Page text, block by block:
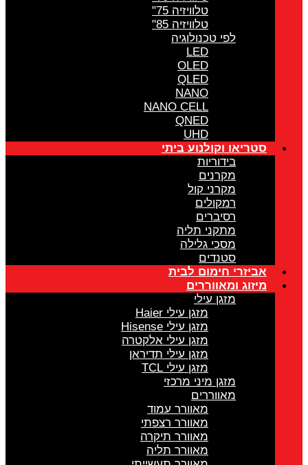
לפי טכנולוגיה
NANO CELL
סטריאו וקולנוע ביתי
מקרני קול
מתקני תליה
מסכי גלילה
אביזרי חימום לבית
מיזוג ומאווררים
מזגן עילי Haier
מזגן עילי Hisense
מזגן עילי אלקטרה
מזגן עילי תדיראן
מזגן עילי TCL
מזגן מיני מרכזי
מאווררים
מאוורר עמוד
מאוורר רצפתי
מאוורר תיקרה
מאוורר תליה